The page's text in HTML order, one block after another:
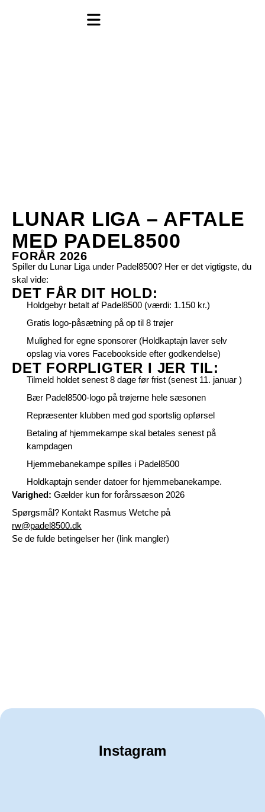
LUNAR LIGA – AFTALE
MED PADEL8500
FORÅR 2026
Spiller du Lunar Liga under Padel8500? Her er det vigtigste, du
skal vide:
DET FÅR DIT HOLD:
Holdgebyr betalt af Padel8500 (værdi: 1.150 kr.)
Gratis logo-påsætning på op til 8 trøjer
Mulighed for egne sponsorer (Holdkaptajn laver selv
opslag via vores Facebookside efter godkendelse)
DET FORPLIGTER I JER TIL:
Tilmeld holdet senest 8 dage før frist (senest 11. januar )
Bær Padel8500-logo på trøjerne hele sæsonen
Repræsenter klubben med god sportslig opførsel
Betaling af hjemmekampe skal betales senest på
kampdagen
Hjemmebanekampe spilles i Padel8500
Holdkaptajn sender datoer for hjemmebanekampe.
Varighed: Gælder kun for forårssæson 2026
Spørgsmål? Kontakt Rasmus Wetche på
rw@padel8500.dk
Se de fulde betingelser her (link mangler)
Instagram